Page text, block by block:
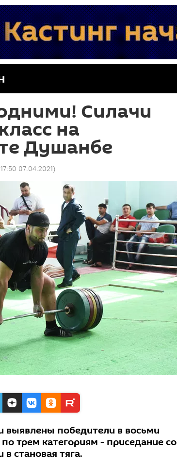
Силачи
на
Душанбе
17:50 07.04.2021)
выявлены победители в восьми
трем категориям - приседание со
становая тяга.